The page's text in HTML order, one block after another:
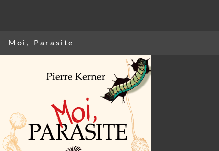
Moi, Parasite